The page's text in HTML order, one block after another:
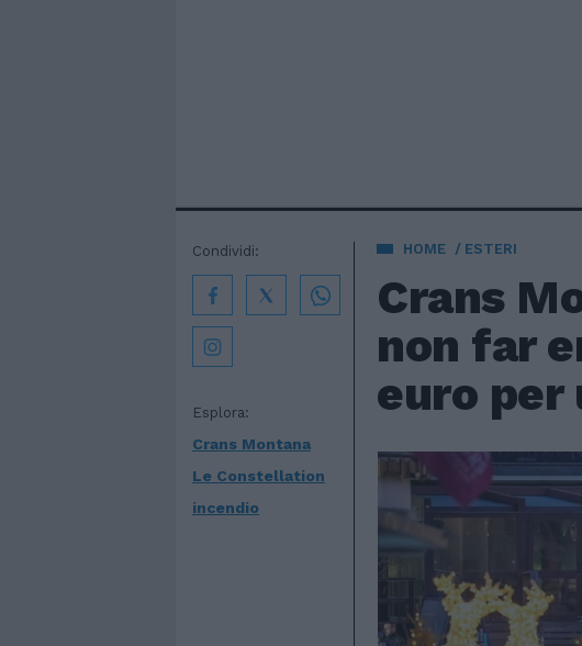
HOME ESTERI
Crans
non far
euro per
Esplora:
Crans Montana
Le Constellation
incendio
Condividi: